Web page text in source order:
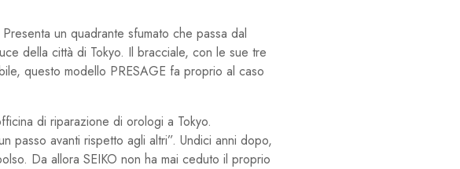
un quadrante sfumato che passa dal
della città di Tokyo. Il bracciale, con le sue tre
questo modello PRESAGE fa proprio al caso
di riparazione di orologi a Tokyo.
passo avanti rispetto agli altri”. Undici anni dopo,
Da allora SEIKO non ha mai ceduto il proprio